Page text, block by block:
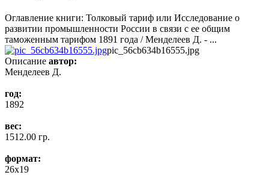
Оглавление книги: Толковый тариф или Исследование о
развитии промышленности России в связи с ее общим
таможенным тарифом 1891 года / Менделеев Д. - ...
pic_56cb634b16555.jpg
Описание автор:
Менделеев Д.
год:
1892
вес:
1512.00 гр.
формат:
26x19